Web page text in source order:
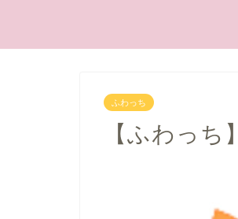
ふわっち
【ふわっち